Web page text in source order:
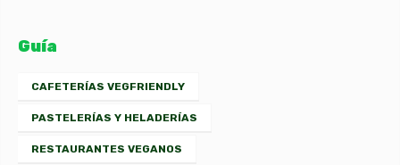
Guía
CAFETERÍAS VEGFRIENDLY
PASTELERÍAS Y HELADERÍAS
RESTAURANTES VEGANOS